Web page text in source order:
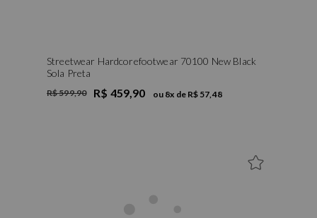
Streetwear Hardcorefootwear 70100 New Black
Sola Preta
R$ 599,90 R$ 459,90 ou 8x de R$ 57,48